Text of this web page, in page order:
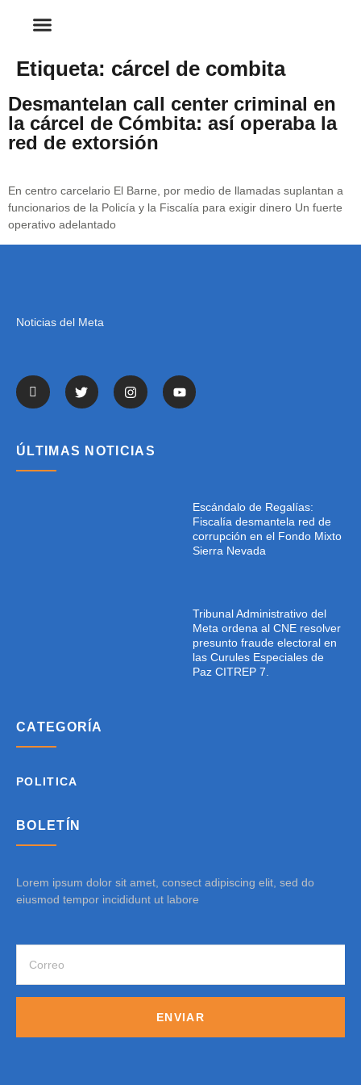
Etiqueta: cárcel de combita
Desmantelan call center criminal en
la cárcel de Cómbita: así operaba la
red de extorsión
En centro carcelario El Barne, por medio de llamadas suplantan a
funcionarios de la Policía y la Fiscalía para exigir dinero Un fuerte
operativo adelantado
Noticias del Meta
ÚLTIMAS NOTICIAS
Escándalo de Regalías:
Fiscalía desmantela red de
corrupción en el Fondo Mixto
Sierra Nevada
Tribunal Administrativo del
Meta ordena al CNE resolver
presunto fraude electoral en
las Curules Especiales de
Paz CITREP 7.
CATEGORÍA
POLITICA
BOLETÍN
Lorem ipsum dolor sit amet, consect adipiscing elit, sed do
eiusmod tempor incididunt ut labore
ENVIAR